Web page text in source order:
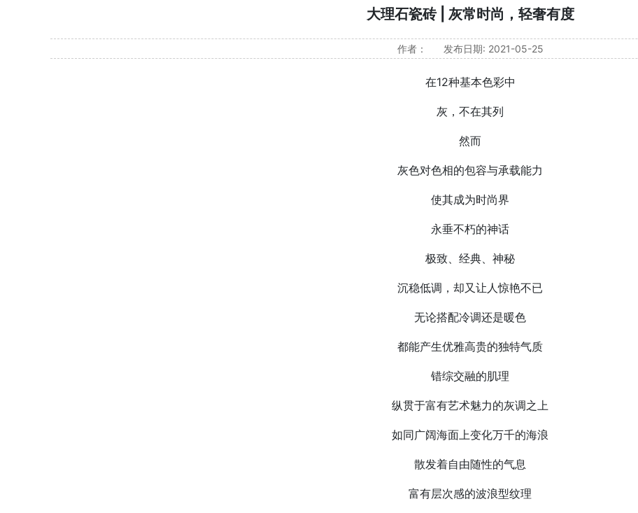
大理石瓷砖 | 灰常时尚，轻奢有度
作者： 发布日期: 2021-05-25
在12种基本色彩中
灰，不在其列
然而
灰色对色相的包容与承载能力
使其成为时尚界
永垂不朽的神话
极致、经典、神秘
沉稳低调，却又让人惊艳不已
无论搭配冷调还是暖色
都能产生优雅高贵的独特气质
错综交融的肌理
纵贯于富有艺术魅力的灰调之上
如同广阔海面上变化万千的海浪
散发着自由随性的气息
富有层次感的波浪型纹理